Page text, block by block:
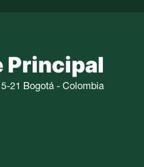
Principal
21 Bogotá - Colombia